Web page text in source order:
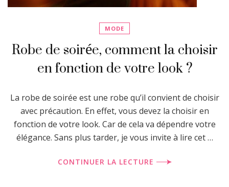
MODE
Robe de soirée, comment la choisir
en fonction de votre look ?
La robe de soirée est une robe qu’il convient de choisir
avec précaution. En effet, vous devez la choisir en
fonction de votre look. Car de cela va dépendre votre
élégance. Sans plus tarder, je vous invite à lire cet …
CONTINUER LA LECTURE